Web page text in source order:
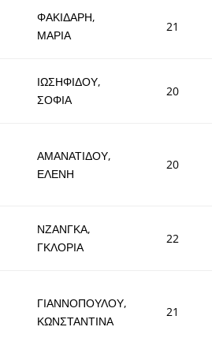
ΦΑΚΙΔΑΡΗ,
ΜΑΡΙΑ
21
ΙΩΣΗΦΙΔΟΥ,
ΣΟΦΙΑ
20
ΑΜΑΝΑΤΙΔΟΥ,
ΕΛΕΝΗ
20
ΝΖΑΝΓΚΑ,
ΓΚΛΟΡΙΑ
22
ΓΙΑΝΝΟΠΟΥΛΟΥ,
ΚΩΝΣΤΑΝΤΙΝΑ
21